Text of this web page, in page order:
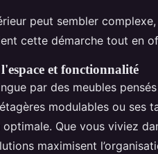
peut sembler
cette démarche tout en
et fonctionnalité
par des meubles
modulables ou ses
Que vous viviez
maximisent